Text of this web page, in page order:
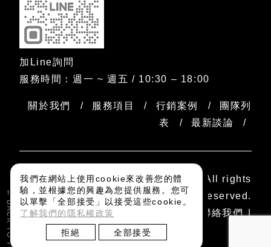
← BACK TO TOP
我們在網站上使用cookie來改善您的體
驗，並根據您的興趣為您提供服務。您可
以單擊「全部接受」以接受這些cookie。
了解我們的隱私權政策
拒絕 全部接受
加Line詢問
服務時間：週一 ~ 週五 / 10:30 – 18:00
關於我們 服務項目 行銷案例
團隊列
表
最新談論
Copyright © 2025 dogooder All rights
reserved.
隱私權政策
聯絡我們